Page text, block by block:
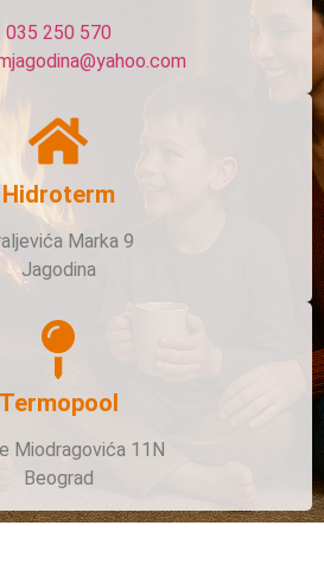
035 250 570
Hidroterm
Marka 9
Jagodina
Termopool
Miodragovića 11N
Beograd